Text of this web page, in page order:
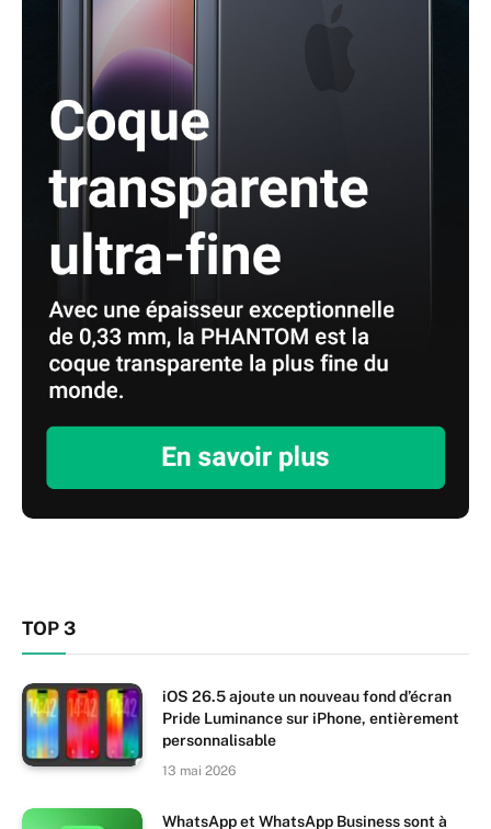
TOP 3
iOS 26.5 ajoute un nouveau fond d’écran
Pride Luminance sur iPhone, entièrement
personnalisable
13 mai 2026
WhatsApp et WhatsApp Business sont à